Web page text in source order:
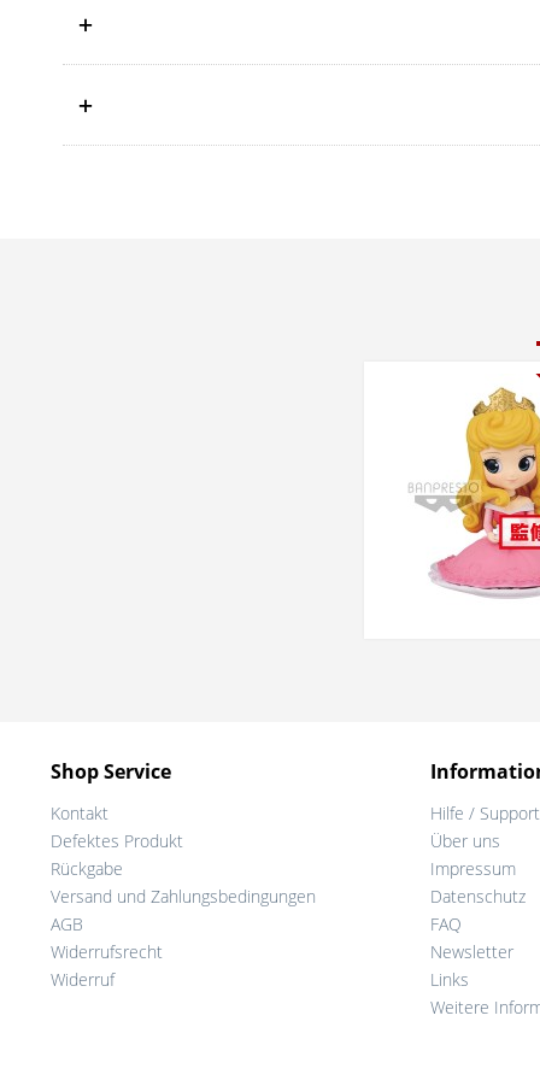
Shop Service
Kontakt
Defektes Produkt
Rückgabe
Versand und Zahlungsbedingungen
AGB
Widerrufsrecht
Widerruf
Hilfe / Support
Über uns
Impressum
Datenschutz
FAQ
Newsletter
Links
Weitere